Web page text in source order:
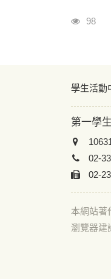
瀏覽人
98
學生活動
第一學
02-
02-
本網站著
瀏覽器建